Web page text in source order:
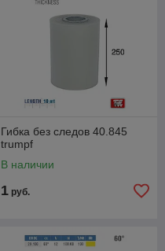
Гибка без следов 40.845
trumpf
В наличии
1 руб.